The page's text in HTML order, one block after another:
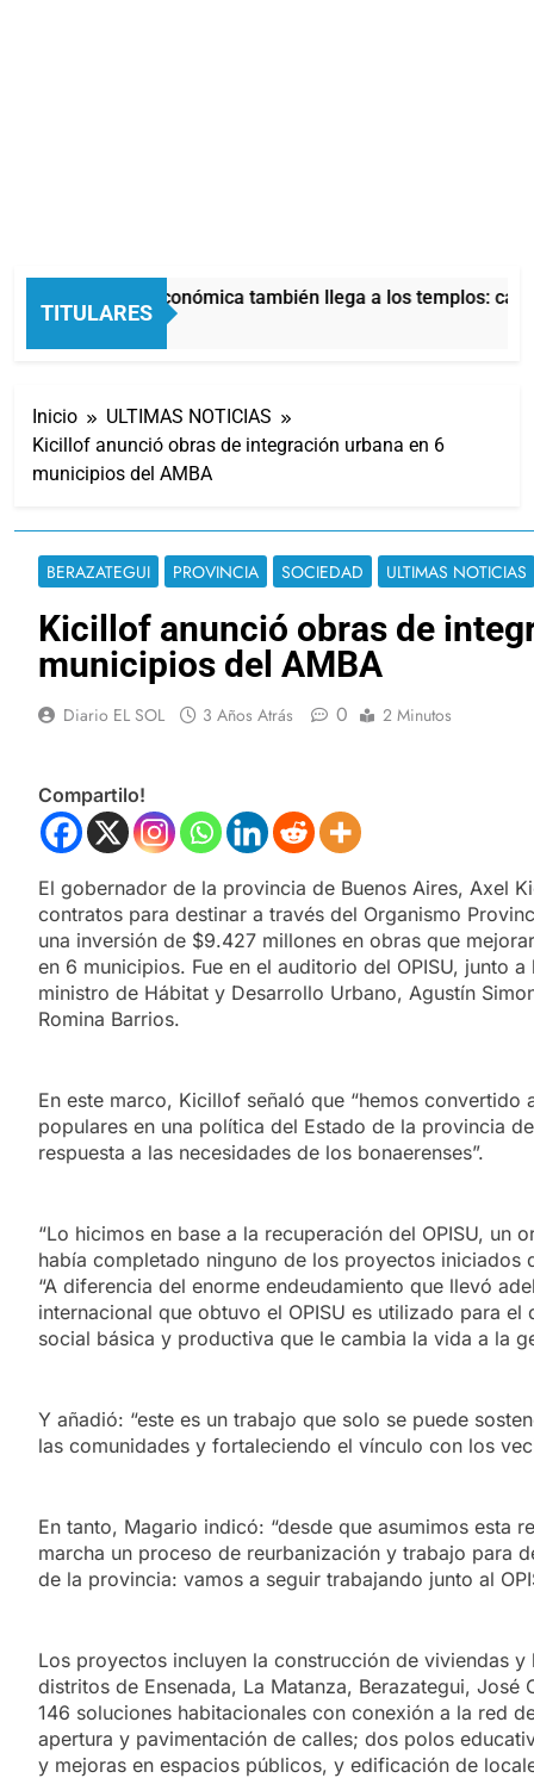
TITULARES
La crisis económica también llega a los templos: casi
8 Horas Atrás
Inicio
ULTIMAS NOTICIAS
Kicillof anunció obras de integración urbana en 6
municipios del AMBA
BERAZATEGUI PROVINCIA SOCIEDAD ULTIMAS NOTICIAS
Kicillof anunció obras de
municipios del AMBA
Diario EL SOL 3 Años Atrás 0 2 Minutos
Compartilo!
El gobernador de la provincia de Buenos Aires, Axel
contratos para destinar a través del Organismo
una inversión de $9.427 millones en obras que
en 6 municipios. Fue en el auditorio del OPISU, junto
ministro de Hábitat y Desarrollo Urbano, Agustín
Romina Barrios.
En este marco, Kicillof señaló que “hemos
populares en una política del Estado de la provincia
respuesta a las necesidades de los bonaerenses”.
“Lo hicimos en base a la recuperación del OPISU, un
había completado ninguno de los proyectos iniciados
“A diferencia del enorme endeudamiento que llevó
internacional que obtuvo el OPISU es utilizado para
social básica y productiva que le cambia la vida a la
Y añadió: “este es un trabajo que solo se puede
las comunidades y fortaleciendo el vínculo con los
En tanto, Magario indicó: “desde que asumimos esta
marcha un proceso de reurbanización y trabajo para
de la provincia: vamos a seguir trabajando junto al
Los proyectos incluyen la construcción de viviendas
distritos de Ensenada, La Matanza, Berazategui, José
146 soluciones habitacionales con conexión a la red
apertura y pavimentación de calles; dos polos
y mejoras en espacios públicos, y edificación de